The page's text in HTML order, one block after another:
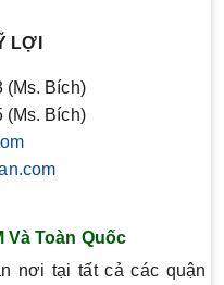
LỢI
(Ms. Bích)
(Ms. Bích)
Và Toàn Quốc
nơi tại tất cả các quận